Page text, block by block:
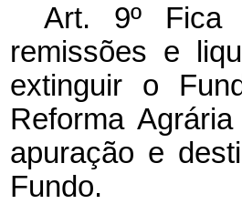
Art. 9º Fica
remissões e
extinguir o
Reforma
apuração e
Fundo.